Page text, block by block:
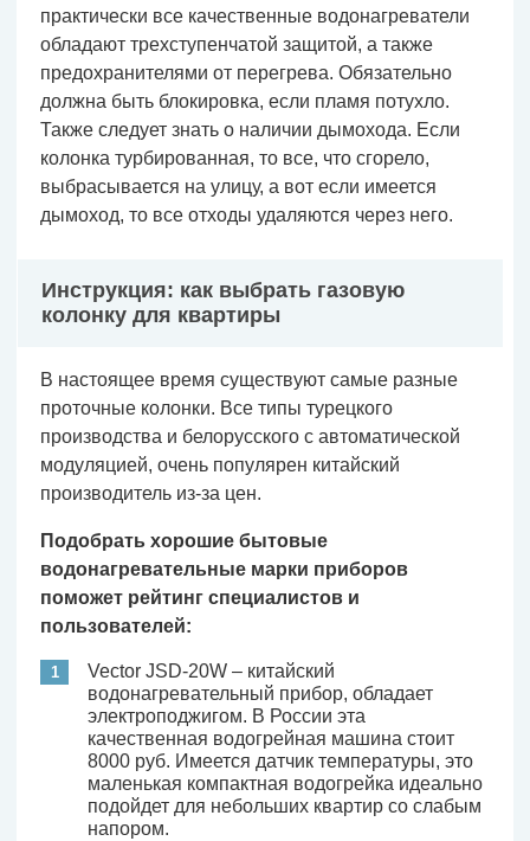
практически все качественные водонагреватели
обладают трехступенчатой защитой, а также
предохранителями от перегрева. Обязательно
должна быть блокировка, если пламя потухло.
Также следует знать о наличии дымохода. Если
колонка турбированная, то все, что сгорело,
выбрасывается на улицу, а вот если имеется
дымоход, то все отходы удаляются через него.
Инструкция: как выбрать газовую
колонку для квартиры
В настоящее время существуют самые разные
проточные колонки. Все типы турецкого
производства и белорусского с автоматической
модуляцией, очень популярен китайский
производитель из-за цен.
Подобрать хорошие бытовые
водонагревательные марки приборов
поможет рейтинг специалистов и
пользователей:
Vector JSD-20W – китайский
водонагревательный прибор, обладает
электроподжигом. В России эта
качественная водогрейная машина стоит
8000 руб. Имеется датчик температуры, это
маленькая компактная водогрейка идеально
подойдет для небольших квартир со слабым
напором.